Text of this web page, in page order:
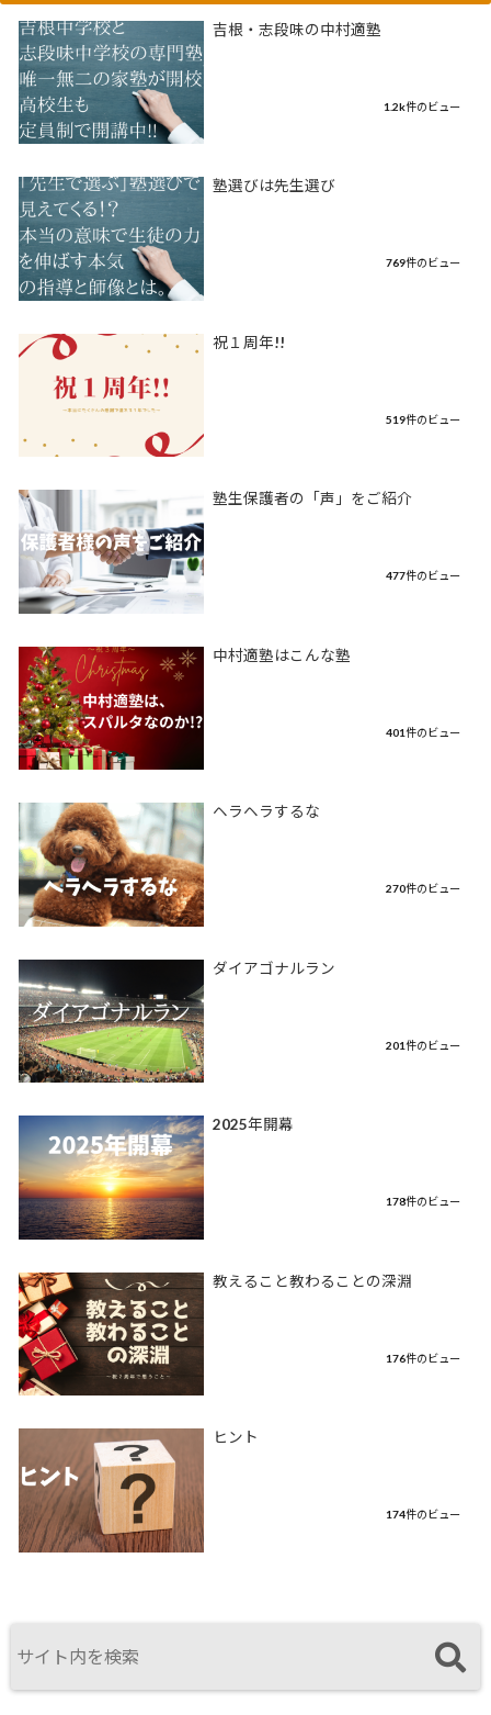
吉根・志段味の中村適塾
1.2k件のビュー
塾選びは先生選び
769件のビュー
祝１周年!!
519件のビュー
塾生保護者の「声」をご紹介
477件のビュー
中村適塾はこんな塾
401件のビュー
ヘラヘラするな
270件のビュー
ダイアゴナルラン
201件のビュー
2025年開幕
178件のビュー
教えること教わることの深淵
176件のビュー
ヒント
174件のビュー